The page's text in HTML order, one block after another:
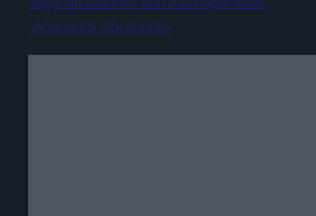
«Visuales vibrantes»